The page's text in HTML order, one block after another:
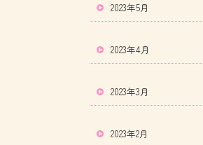
2023年5月
2023年4月
2023年3月
2023年2月